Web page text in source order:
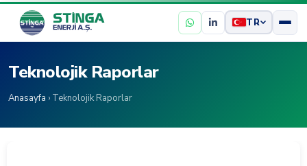
TR
Teknolojik Raporlar
Anasayfa › Teknolojik Raporlar